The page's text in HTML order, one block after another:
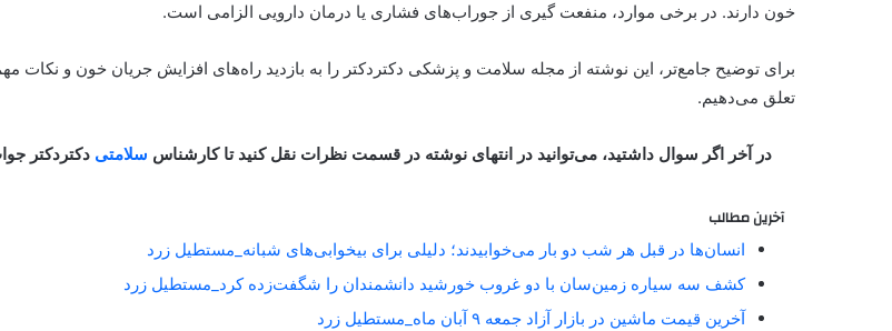
خون دارند. در برخی موارد، منفعت گیری از جوراب‌های فشاری یا درمان دارویی الزامی است.
برای توضیح جامع‌تر، این نوشته از مجله سلامت و پزشکی دکتردکتر را به بازدید راه‌های افزایش جریان خون و نکات
تعلق می‌دهیم.
در آخر اگر سوال داشتید، می‌توانید در انتهای نوشته در قسمت نظرات نقل کنید تا کارشناس سلامتی دکتردکتر
آخرین مطالب
انسان‌ها در قبل هر شب دو بار می‌خوابیدند؛ دلیلی برای بیخوابی‌های شبانه_مستطیل زرد
کشف سه سیاره زمین‌سان با دو غروب خورشید دانشمندان را شگفت‌زده کرد_مستطیل زرد
آخرین قیمت ماشین در بازار آزاد جمعه ۹ آبان ماه_مستطیل زرد